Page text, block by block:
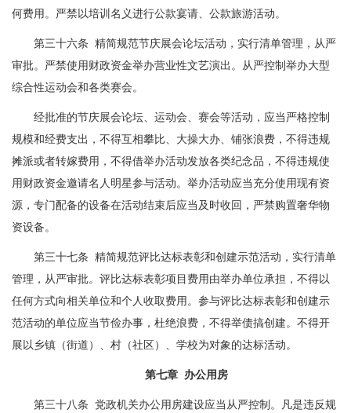
何费用。严禁以培训名义进行公款宴请、公款旅游活动。
第三十六条 精简规范节庆展会论坛活动，实行清单管理，从严
审批。严禁使用财政资金举办营业性文艺演出。从严控制举办大型
综合性运动会和各类赛会。
经批准的节庆展会论坛、运动会、赛会等活动，应当严格控制
规模和经费支出，不得互相攀比、大操大办、铺张浪费，不得违规
摊派或者转嫁费用，不得借举办活动发放各类纪念品，不得违规使
用财政资金邀请名人明星参与活动。举办活动应当充分使用现有资
源，专门配备的设备在活动结束后应当及时收回，严禁购置奢华物
资设备。
第三十七条 精简规范评比达标表彰和创建示范活动，实行清单
管理，从严审批。评比达标表彰项目费用由举办单位承担，不得以
任何方式向相关单位和个人收取费用。参与评比达标表彰和创建示
范活动的单位应当节俭办事，杜绝浪费，不得举债搞创建。不得开
展以乡镇（街道）、村（社区）、学校为对象的达标活动。
第七章 办公用房
第三十八条 党政机关办公用房建设应当从严控制。凡是违反规